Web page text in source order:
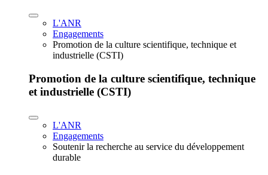
L'ANR
Engagements
Promotion de la culture scientifique, technique et
industrielle (CSTI)
Promotion de la culture scientifique, technique
et industrielle (CSTI)
L'ANR
Engagements
Soutenir la recherche au service du développement
durable